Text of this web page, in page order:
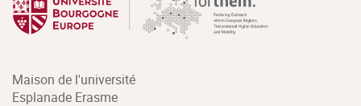
Maison de l'université
Esplanade Erasme